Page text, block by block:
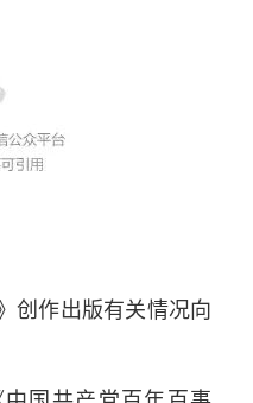
创作出版有关情况向